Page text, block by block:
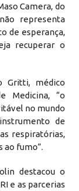
Camera, do
representa
de esperança,
recuperar o
Gritti, médico
Medicina, “o
no mundo
de
respiratórias,
ao fumo”.
destacou o
e as parcerias